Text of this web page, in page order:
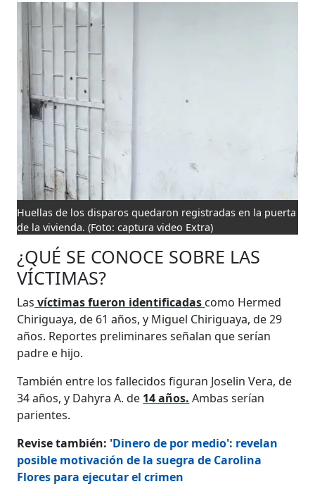
Huellas de los disparos quedaron registradas en la puerta
de la vivienda. (Foto: captura video Extra)
¿QUÉ SE CONOCE SOBRE LAS
VÍCTIMAS?
Las víctimas fueron identificadas como Hermed
Chiriguaya, de 61 años, y Miguel Chiriguaya, de 29
años. Reportes preliminares señalan que serían
padre e hijo.
También entre los fallecidos figuran Joselin Vera, de
34 años, y Dahyra A. de 14 años. Ambas serían
parientes.
Revise también: 'Dinero de por medio': revelan
posible motivación de la suegra de Carolina
Flores para ejecutar el crimen